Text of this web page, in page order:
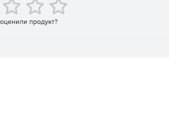
+
+
продукт?